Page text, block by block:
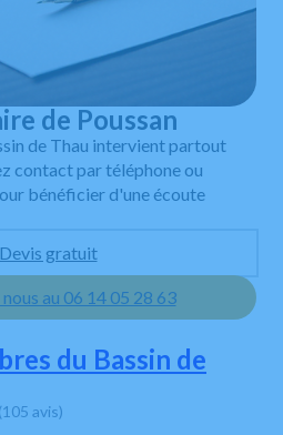
de Poussan
de Thau intervient partout
contact par téléphone ou
bénéficier d'une écoute
Devis gratuit
au 06 14 05 28 63
du Bassin de
avis)